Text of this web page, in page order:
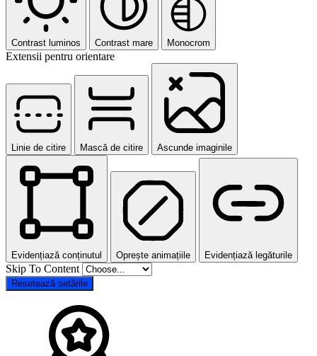
Contrast luminos Contrast mare Monocrom
Extensii pentru orientare
Linie de citire Mască de citire Ascunde imaginile
Evidențiază conținutul Oprește animațiile Evidențiază legăturile
Skip To Content
Resetează setările